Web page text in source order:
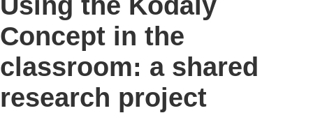
Concept in the
classroom: a shared
research project